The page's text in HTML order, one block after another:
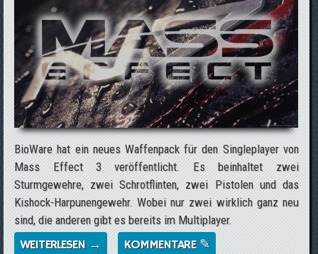
BioWare hat ein neues Waffenpack für den Singleplayer von
Mass Effect 3 veröffentlicht. Es beinhaltet zwei
Sturmgewehre, zwei Schrotflinten, zwei Pistolen und das
Kishock-Harpunengewehr. Wobei nur zwei wirklich ganz neu
sind, die anderen gibt es bereits im Multiplayer.
WEITERLESEN → ÜBER *UPDATE* BODENWIDERSTAND-
KOMMENTARE ✎